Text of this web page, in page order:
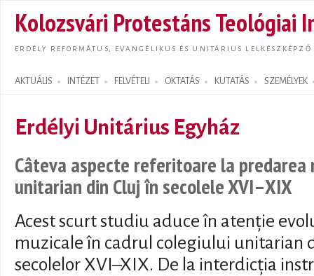
Kolozsvári Protestáns Teológiai
ERDÉLY REFORMÁTUS, EVANGÉLIKUS ÉS UNITÁRIUS LELKÉSZKÉPZŐ
AKTUÁLIS INTÉZET FELVÉTELI OKTATÁS KUTATÁS SZEMÉLYEK
Search form
Erdélyi Unitárius Egyház
Câteva aspecte referitoare la
unitarian din Cluj în secolele XVI–XIX
Acest scurt studiu aduce în atenție
muzicale în cadrul colegiului unitarian
secolelor XVI–XIX. De la interdicția